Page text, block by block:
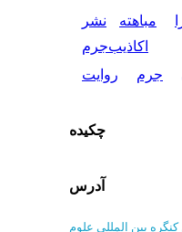
مباهته
نشر
اکاذیبجرم
جرم روایت
چکیده
آدرس
بين المللي علوم